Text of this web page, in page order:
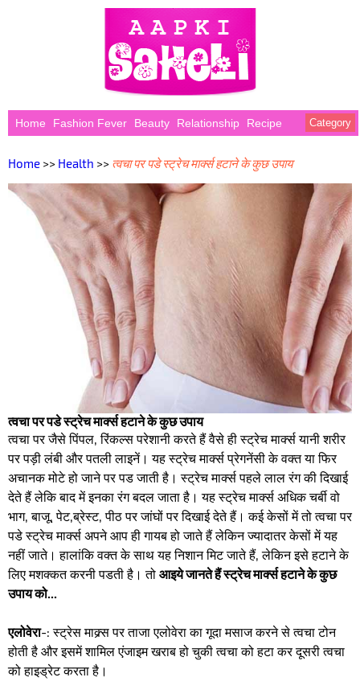
Home Fashion Fever Beauty Relationship Recipe Category
Home >> Health >> त्वचा पर पडे स्ट्रेच मार्क्स हटाने के कुछ उपाय
त्वचा पर पडे स्ट्रेच मार्क्स हटाने के कुछ उपाय
त्वचा पर जैसे पिंपल, रिंकल्स परेशानी करते हैं वैसे ही स्ट्रेच मार्क्स यानी शरीर
पर पड़ी लंबी और पतली लाइनें। यह स्ट्रेच मार्क्स प्रेगनेंसी के वक्त या फिर
अचानक मोटे हो जाने पर पड जाती है। स्ट्रेच मार्क्स पहले लाल रंग की दिखाई
देते हैं लेकि बाद में इनका रंग बदल जाता है। यह स्ट्रेच मार्क्स अधिक चर्बी वो
भाग, बाजू, पेट,ब्रेस्ट, पीठ पर जांघों पर दिखाई देते हैं। कई केसों में तो त्वचा पर
पडे स्ट्रेच मार्क्स अपने आप ही गायब हो जाते हैं लेकिन ज्यादातर केसों में यह
नहीं जाते। हालांकि वक्त के साथ यह निशान मिट जाते हैं, लेकिन इसे हटाने के
लिए मशक्कत करनी पडती है। तो आइये जानते हैं स्ट्रेच मार्क्स हटाने के कुछ
उपाय को...
एलोवेरा-: स्ट्रेस माक्र्स पर ताजा एलोवेरा का गूदा मसाज करने से त्वचा टोन
होती है और इसमें शामिल एंजाइम खराब हो चुकी त्वचा को हटा कर दूसरी त्वचा
को हाइड्रेट करता है।